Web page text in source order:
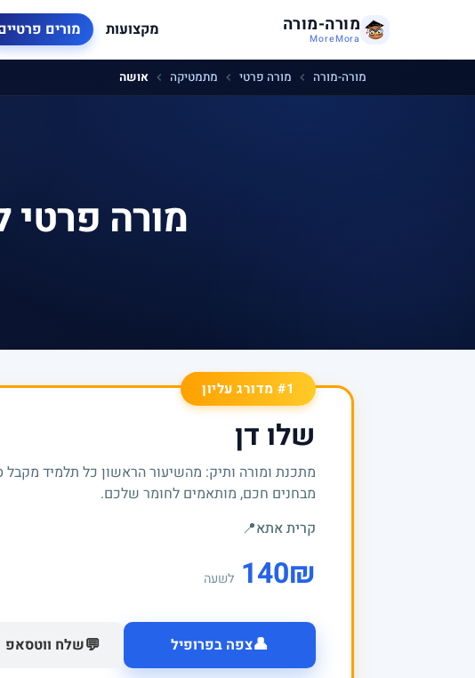
מורה-מורה
MoreMora מקצועות מורים
מורה-מורה מורה פרטי מתמטיקה אושה
מורה
#1 מדורג עליון
שלו דן
מתכנת ומורה ותיק: מהשיעור הראשון כל תלמיד
מבחנים חכם, מותאמים לחומר שלכם.
קרית אתא📍
₪
140 לשעה
👤צפה בפרופיל 💬שלח ווטסאפ